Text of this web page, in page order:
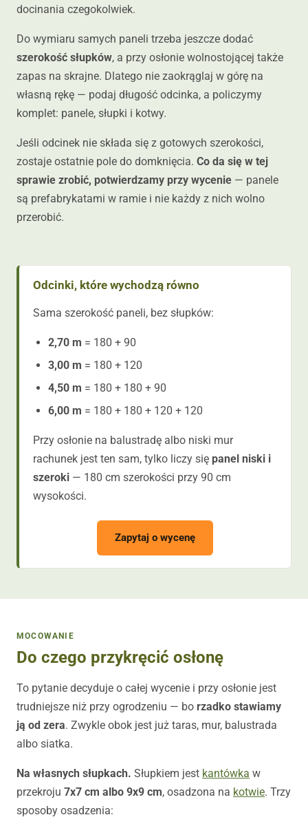
docinania czegokolwiek.
Do wymiaru samych paneli trzeba jeszcze dodać
szerokość słupków, a przy osłonie wolnostojącej także
zapas na skrajne. Dlatego nie zaokrąglaj w górę na
własną rękę — podaj długość odcinka, a policzymy
komplet: panele, słupki i kotwy.
Jeśli odcinek nie składa się z gotowych szerokości,
zostaje ostatnie pole do domknięcia. Co da się w tej
sprawie zrobić, potwierdzamy przy wycenie — panele
są prefabrykatami w ramie i nie każdy z nich wolno
przerobić.
Odcinki, które wychodzą równo
Sama szerokość paneli, bez słupków:
2,70 m = 180 + 90
3,00 m = 180 + 120
4,50 m = 180 + 180 + 90
6,00 m = 180 + 180 + 120 + 120
Przy osłonie na balustradę albo niski mur
rachunek jest ten sam, tylko liczy się panel niski i
szeroki — 180 cm szerokości przy 90 cm
wysokości.
Zapytaj o wycenę
MOCOWANIE
Do czego przykręcić osłonę
To pytanie decyduje o całej wycenie i przy osłonie jest
trudniejsze niż przy ogrodzeniu — bo rzadko stawiamy
ją od zera. Zwykle obok jest już taras, mur, balustrada
albo siatka.
Na własnych słupkach. Słupkiem jest kantówka w
przekroju 7x7 cm albo 9x9 cm, osadzona na kotwie. Trzy
sposoby osadzenia: